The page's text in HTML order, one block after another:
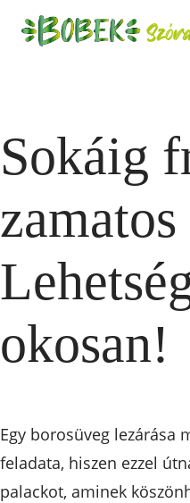
Sokáig
okosan!
Egy borosüveg lezárása
feladata, hiszen ezzel
palackot, aminek